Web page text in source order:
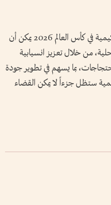
ويجمع كثيرون على أن التجربة التحكيمية في كأس العالم 2026 يمكن أن
من خلال تعزيز انسيابية
بما يسهم في تطوير جودة
ستظل جزءاً لا يمكن القضاء